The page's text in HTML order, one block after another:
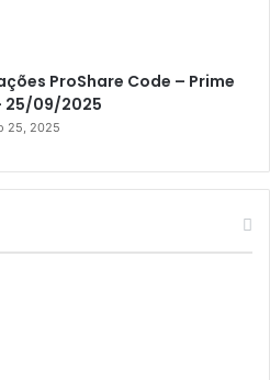
Qi
Qi Lite
ProShare Code – Prime
25/09/2025
25, 2025